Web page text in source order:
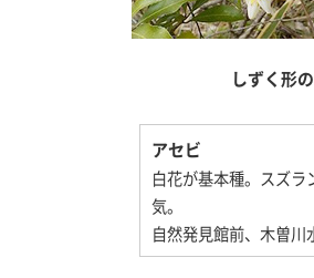
しずく形
アセビ
白花が基本種。スズ
気。
自然発見館前、木曽